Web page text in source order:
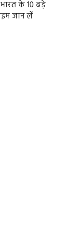
के 10 बड़े
जान लें